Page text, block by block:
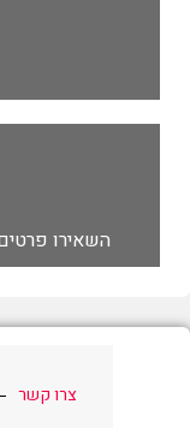
השאירו
צרו קשר